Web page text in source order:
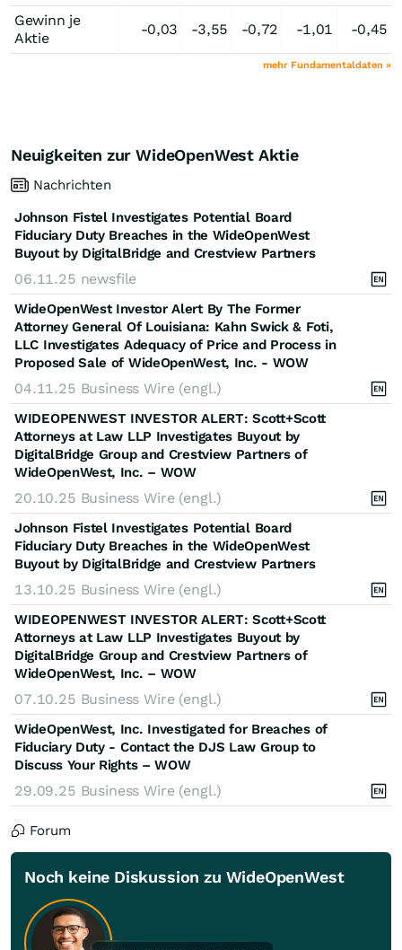
Gewinn je
Aktie
-0,03 -3,55 -0,72 -1,01 -0,45
mehr Fundamentaldaten »
Neuigkeiten zur WideOpenWest Aktie
Nachrichten
Johnson Fistel Investigates Potential Board
Fiduciary Duty Breaches in the WideOpenWest
Buyout by DigitalBridge and Crestview Partners
06.11.25 newsfile
WideOpenWest Investor Alert By The Former
Attorney General Of Louisiana: Kahn Swick & Foti,
LLC Investigates Adequacy of Price and Process in
Proposed Sale of WideOpenWest, Inc. - WOW
04.11.25 Business Wire (engl.)
WIDEOPENWEST INVESTOR ALERT: Scott+Scott
Attorneys at Law LLP Investigates Buyout by
DigitalBridge Group and Crestview Partners of
WideOpenWest, Inc. – WOW
20.10.25 Business Wire (engl.)
Johnson Fistel Investigates Potential Board
Fiduciary Duty Breaches in the WideOpenWest
Buyout by DigitalBridge and Crestview Partners
13.10.25 Business Wire (engl.)
WIDEOPENWEST INVESTOR ALERT: Scott+Scott
Attorneys at Law LLP Investigates Buyout by
DigitalBridge Group and Crestview Partners of
WideOpenWest, Inc. – WOW
07.10.25 Business Wire (engl.)
WideOpenWest, Inc. Investigated for Breaches of
Fiduciary Duty - Contact the DJS Law Group to
Discuss Your Rights – WOW
29.09.25 Business Wire (engl.)
Forum
Noch keine Diskussion zu WideOpenWest